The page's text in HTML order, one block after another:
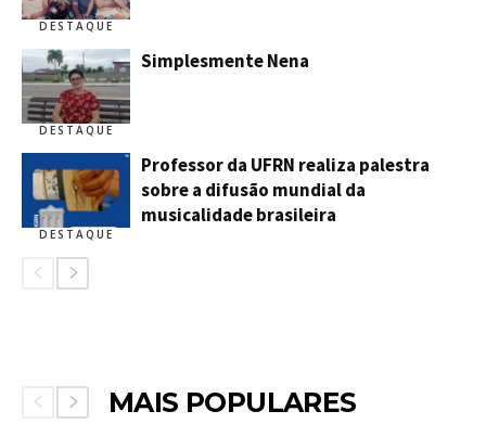
DESTAQUE
DESTAQUE
Simplesmente Nena
DESTAQUE
Professor da UFRN realiza palestra
sobre a difusão mundial da
musicalidade brasileira
MAIS POPULARES